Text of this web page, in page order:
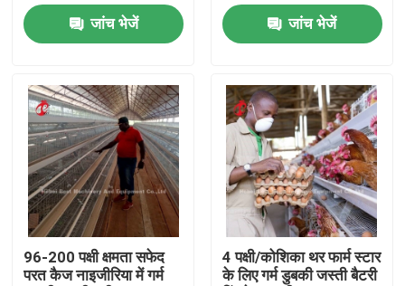
हमसे संपर्क करें
समाचार
एक बोली का अनुरोध
पोल्ट्री बैटरी केज सिस्टम
परत बैटरी पिंजरे प्रणाली
जांच भेजें जांच भेजें
96-200 पक्षी क्षमता सफेद
परत कैज नाइजीरिया में गर्म
4 पक्षी/कोशिका थर फार्म स्टार
के लिए गर्म डुबकी जस्ती बैटरी